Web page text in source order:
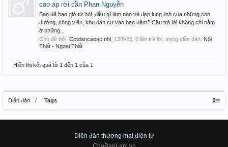
cao áp rời cần Phan Nguyễn
Bạn đã bao giờ tự hỏi, điều gì làm nên vẻ đẹp lung linh của những con
đường, công viên, khu dân cư vào ban đêm? Câu trả lời không chỉ nằm
ở những...
Chủ đề bởi: Cotdencaoap.nhi 13/8/25 , 0 lần trả lời, trong diễn đàn: Nội
Thất - Ngoại Thất
Hiển thị kết quả từ 1 đến 1 của 1
Diễn đàn Tags
Diên đàn thương mại điện tử